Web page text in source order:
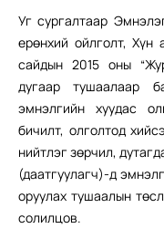
Уг сургалтаар
ерөнхий ойлголт,
сайдын 2015 оны
дугаар тушаалаар
эмнэлгийн хуудас
бичилт, олголтод
нийтлэг зөрчил,
(даатгуулагч)-д
оруулах тушаалын
солилцов.